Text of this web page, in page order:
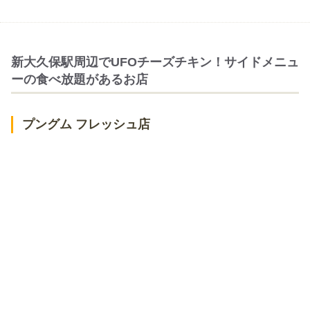
新大久保駅周辺でUFOチーズチキン！サイドメニュ
ーの食べ放題があるお店
プングム フレッシュ店